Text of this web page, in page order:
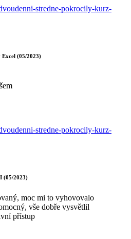
stredne-pokrocily-kurz-
Excel (05/2023)
stredne-pokrocily-kurz-
(05/2023)
moc mi to vyhovovalo
vše dobře vysvětlil
přístup